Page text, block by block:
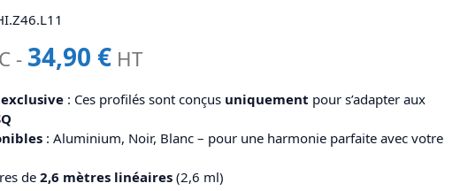
- 34,90 € HT
: Ces profilés sont conçus uniquement pour s’adapter aux
: Aluminium, Noir, Blanc – pour une harmonie parfaite avec votre
de2,6 mètres linéaires (2,6 ml)